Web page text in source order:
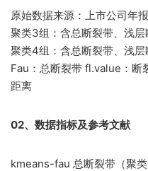
原始数据来源：上市公司年报
聚类3组：含总断裂带、浅
聚类4组：含总断裂带、浅
Fau：总断裂带 fl.value：断
距离
02、数据指标及参考文献
kmeans-fau 总断裂带（聚